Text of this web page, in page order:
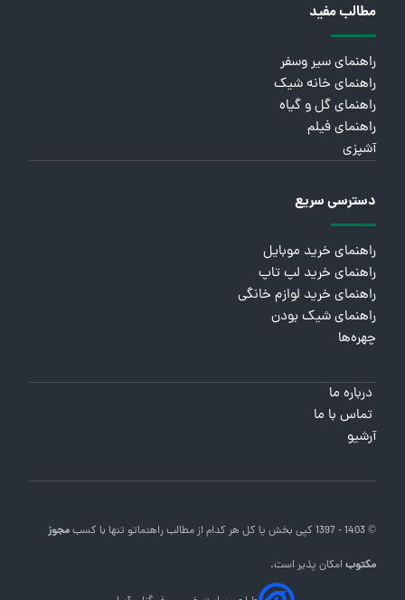
مطالب مفید
راهنمای سیر وسفر
راهنمای خانه شیک
راهنمای گل و گیاه
راهنمای فیلم
آشپزی
دسترسی سریع
راهنمای خرید موبایل
راهنمای خرید لپ تاپ
راهنمای خرید لوازم خانگی
راهنمای شیک بودن
چهره‌ها
درباره ما
تماس با ما
آرشیو
© 1403 - 1397 کپی بخش یا کل هر کدام از مطالب راهنماتو تنها با کسبمجوز
مکتوبامکان پذیر است.